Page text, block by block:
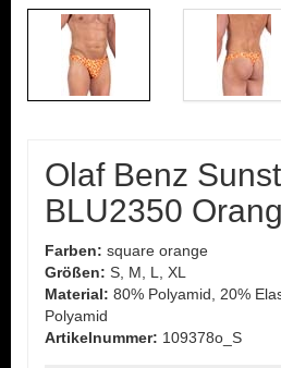
Olaf Benz
BLU2350
Farben: square orange
Größen: S, M, L, XL
Material: 80% Polyamid, 20%
Polyamid
Artikelnummer: 109378o_S